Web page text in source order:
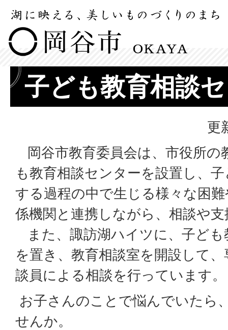
子ども教育相談
更
岡谷市教育委員会は、市役所の
も教育相談センターを設置し、
する過程の中で生じる様々な困
係機関と連携しながら、相談や
また、諏訪湖ハイツに、子ども
を置き、教育相談室を開設して
談員による相談を行っています。
お子さんのことで悩んでいたら
せんか。